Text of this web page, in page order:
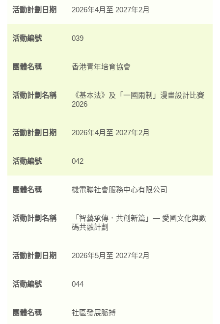
活動計劃日期 2026年4月至 2027年2月
活動編號 039
團體名稱 香港青年培育協會
活動計劃名稱
《基本法》及「一國兩制」漫畫設計比賽
2026
活動計劃日期 2026年4月至 2027年2月
活動編號 042
團體名稱 機電聯社會服務中心有限公司
活動計劃名稱
「智藝承傳．共創新篇」— 愛國文化與數
碼共融計劃
活動計劃日期 2026年5月至 2027年2月
活動編號 044
團體名稱 社區發展脈搏